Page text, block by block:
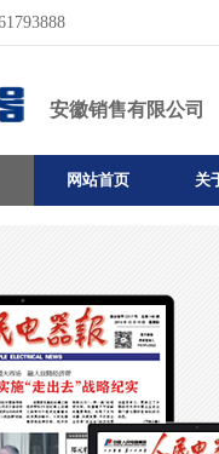
安徽销售有限公司
网站首页 关